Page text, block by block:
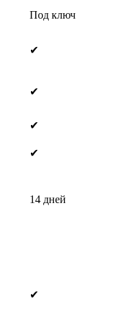
Под ключ
✔
✔
✔
✔
14 дней
✔